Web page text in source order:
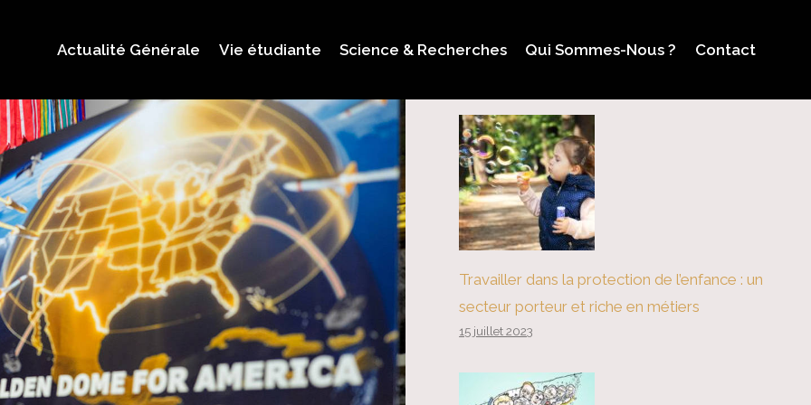
Actualité Générale Vie étudiante Science & Recherches Qui Sommes-Nous ? Contact
Travailler dans la protection de l’enfance : un
secteur porteur et riche en métiers
15 juillet 2023